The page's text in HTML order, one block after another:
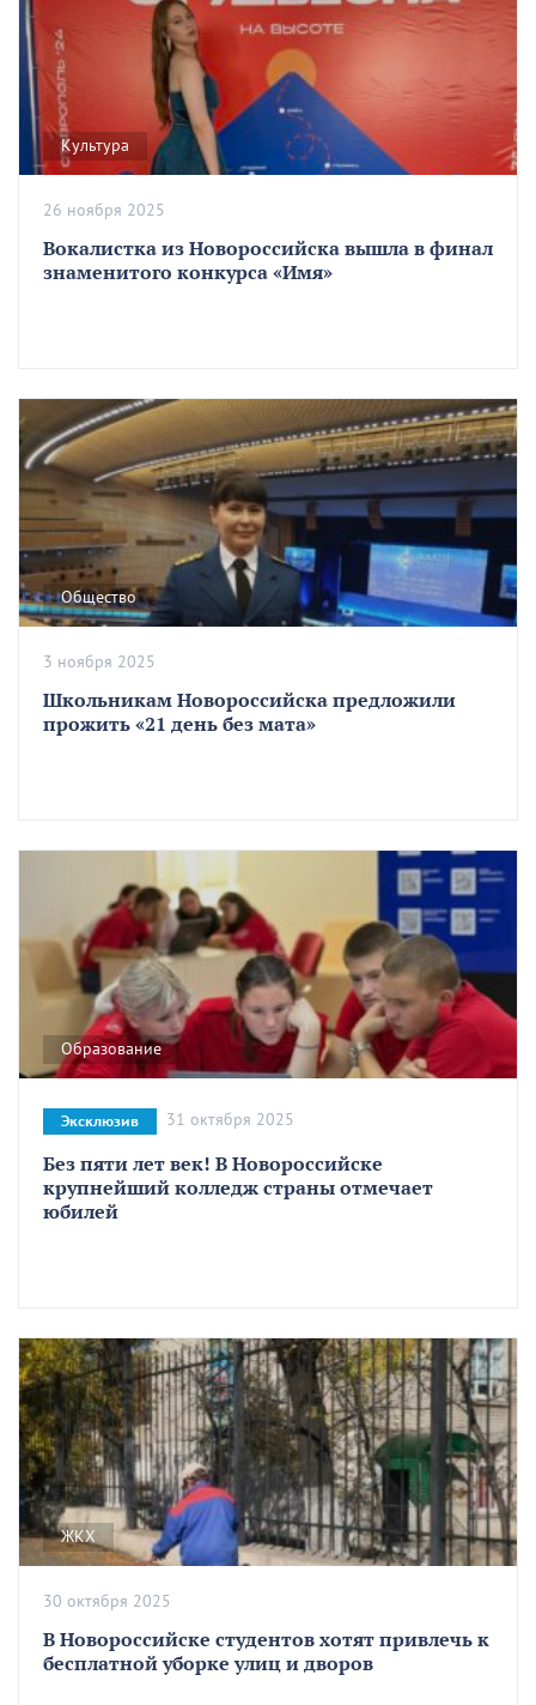
Культура
Вокалистка из Новороссийска вышла в финал
знаменитого конкурса «Имя»
26 ноября 2025
Общество
Школьникам Новороссийска предложили
прожить «21 день без мата»
3 ноября 2025
Образование
Без пяти лет век! В Новороссийске
крупнейший колледж страны отмечает
юбилей
Эксклюзив 31 октября 2025
ЖКХ
В Новороссийске студентов хотят привлечь к
бесплатной уборке улиц и дворов
30 октября 2025